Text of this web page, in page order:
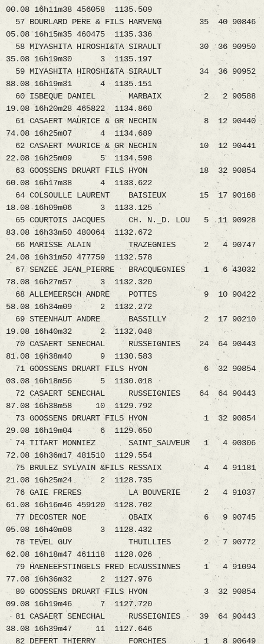
00.08 16h11m38 456058 1135.509
57 BOURLARD PERE & FILS HARVENG 35 40 90846
05.08 16h15m35 460475 1135.336
58 MIYASHITA HIROSHI&TA SIRAULT 30 36 90950
35.08 16h19m30 3 1135.197
59 MIYASHITA HIROSHI&TA SIRAULT 34 36 90952
88.08 16h19m31 4 1135.151
60 ISBEQUE DANIEL MARBAIX 2 2 90588
19.08 16h20m28 465822 1134.860
61 CASAERT MAURICE & GR NECHIN 8 12 90440
74.08 16h25m07 4 1134.689
62 CASAERT MAURICE & GR NECHIN 10 12 90441
22.08 16h25m09 5 1134.598
63 GOOSSENS DRUART FILS HYON 18 32 90854
60.08 16h17m38 4 1133.622
64 COLSOULLE LAURENT BAISIEUX 15 17 90168
18.08 16h09m06 3 1133.125
65 COURTOIS JACQUES CH. N._D. LOU 5 11 90928
83.08 16h33m50 480064 1132.672
66 MARISSE ALAIN TRAZEGNIES 2 4 90747
24.08 16h31m50 477759 1132.578
67 SENZEE JEAN_PIERRE BRACQUEGNIES 1 6 43032
78.08 16h27m57 3 1132.320
68 ALLEMEERSCH ANDRE POTTES 9 10 90422
58.08 16h34m09 2 1132.272
69 STEENHAUT ANDRE BASSILLY 2 17 90210
19.08 16h40m32 2 1132.048
70 CASAERT SENECHAL RUSSEIGNIES 24 64 90443
81.08 16h38m40 9 1130.583
71 GOOSSENS DRUART FILS HYON 6 32 90854
03.08 16h18m56 5 1130.018
72 CASAERT SENECHAL RUSSEIGNIES 64 64 90443
87.08 16h38m58 10 1129.792
73 GOOSSENS DRUART FILS HYON 1 32 90854
29.08 16h19m04 6 1129.650
74 TITART MONNIEZ SAINT_SAUVEUR 1 4 90306
72.08 16h36m17 481510 1129.554
75 BRULEZ SYLVAIN &FILS RESSAIX 4 4 91181
21.08 16h25m24 2 1128.735
76 GAIE FRERES LA BOUVERIE 2 4 91037
61.08 16h16m46 459120 1128.702
77 DECOSTER NOE OBAIX 6 9 90745
05.08 16h40m08 3 1128.432
78 TEVEL GUY THUILLIES 2 7 90772
62.08 16h18m47 461118 1128.026
79 HAENEEFSTINGELS FRED ECAUSSINNES 1 4 91094
77.08 16h36m32 2 1127.976
80 GOOSSENS DRUART FILS HYON 3 32 90854
09.08 16h19m46 7 1127.720
81 CASAERT SENECHAL RUSSEIGNIES 39 64 90443
38.08 16h39m47 11 1127.646
82 DEFERT THIERRY FORCHIES 1 8 90649